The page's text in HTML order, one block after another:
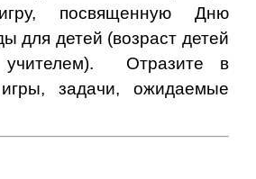
посвященную Дню
для детей (возраст детей
учителем). Отразите в
задачи, ожидаемые